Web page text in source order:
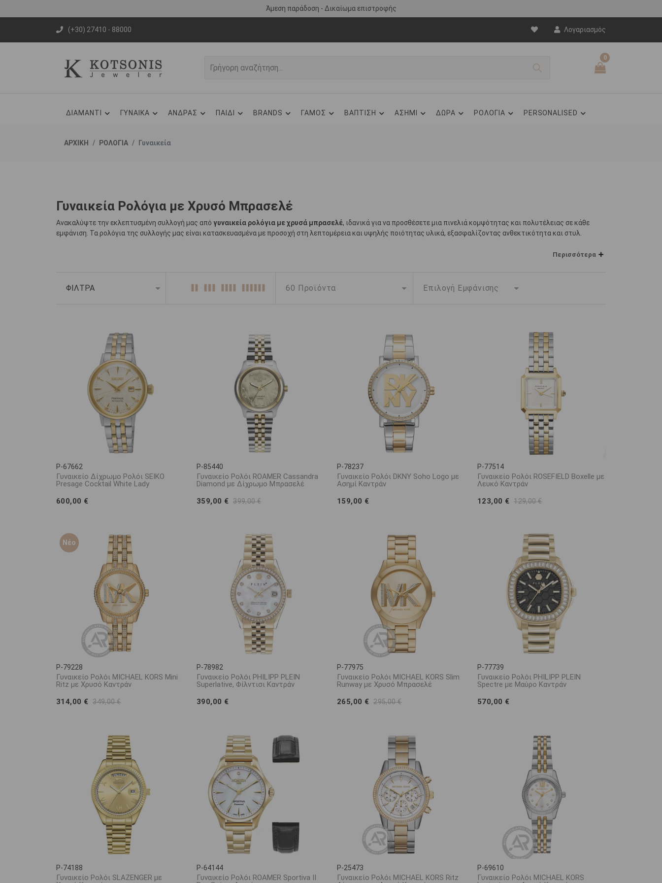
Άμεση παράδοση - Δικαίωμα επιστροφής
(+30) 27410 - 88000 Λογαριασμός
0
ΔΙΑΜΑΝΤΙ ΓΥΝΑΙΚΑ ΑΝΔΡΑΣ ΠΑΙΔΙ BRANDS ΓΑΜΟΣ ΒΑΠΤΙΣΗ ΑΣΗΜΙ ΔΩΡΑ ΡΟΛΟΓΙΑ PERSONALISED
ΑΡΧΙΚΗ ΡΟΛΟΓΙΑ Γυναικεία
Γυναικεία Ρολόγια με Χρυσό Μπρασελέ
Ανακαλύψτε την εκλεπτυσμένη συλλογή μας από γυναικεία ρολόγια με χρυσά μπρασελέ, ιδανικά για να προσθέσετε μια πινελιά κομψότητας και πολυτέλειας σε κάθε
εμφάνιση. Τα ρολόγια της συλλογής μας είναι κατασκευασμένα με προσοχή στη λεπτομέρεια και υψηλής ποιότητας υλικά, εξασφαλίζοντας ανθεκτικότητα και στυλ.
Είτε προτιμάτε κλασικά είτε μοντέρνα σχέδια, το κατάστημα μας προσφέρει προτάσεις για κάθε γούστο. Ιδανικά για ειδικές περιστάσεις ή καθημερινή χρήση, αποτελούν
Περισσότερα
ΦΙΛΤΡΑ
P-67662
Γυναικείο Δίχρωμο Ρολόι SEIKO
Presage Cocktail White Lady
600,00 €
P-85440
Γυναικείο Ρολόι ROAMER Cassandra
Diamond με Δίχρωμο Μπρασελέ
359,00 € 399,00 €
P-78237
Γυναικείο Ρολόι DKNY Soho Logo με
Ασημί Καντράν
159,00 €
P-77514
Γυναικείο Ρολόι ROSEFIELD Boxelle με
Λευκό Καντράν
123,00 € 129,00 €
Νέο
P-79228
Γυναικείο Ρολόι MICHAEL KORS Mini
Ritz με Χρυσό Καντράν
314,00 € 349,00 €
P-78982
Γυναικείο Ρολόι PHILIPP PLEIN
Superlative, Φίλντισι Καντράν
390,00 €
P-77975
Γυναικείο Ρολόι MICHAEL KORS Slim
Runway με Χρυσό Μπρασελέ
265,00 € 295,00 €
P-77739
Γυναικείο Ρολόι PHILIPP PLEIN
Spectre με Μαύρο Καντράν
570,00 €
P-74188
Γυναικείο Ρολόι SLAZENGER με
P-64144
Γυναικείο Ρολόι ROAMER Sportiva II
P-25473
Γυναικείο Ρολόι MICHAEL KORS Ritz
P-69610
Γυναικείο Ρολόι MICHAEL KORS